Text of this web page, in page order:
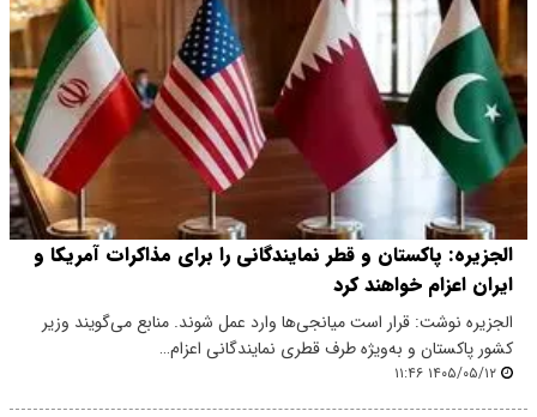
الجزیره: پاکستان و قطر نمایندگانی را برای مذاکرات آمریکا و
ایران اعزام خواهند کرد
الجزیره نوشت: قرار است میانجی‌ها وارد عمل شوند. منابع می‌گویند وزیر
کشور پاکستان و به‌ویژه طرف قطری نمایندگانی اعزام…
۱۴۰۵/۰۵/۱۲ ۱۱:۴۶